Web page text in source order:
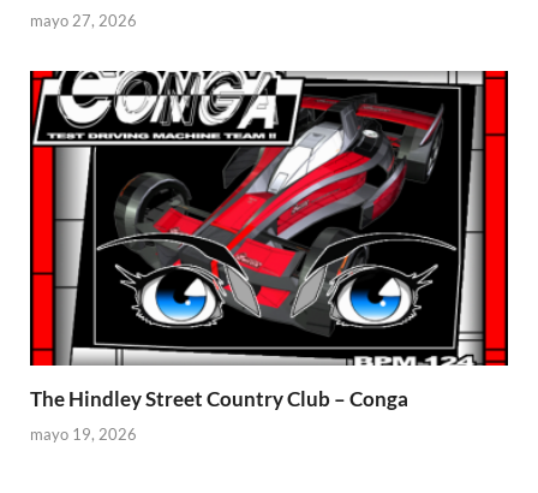
mayo 27, 2026
The Hindley Street Country Club – Conga
mayo 19, 2026